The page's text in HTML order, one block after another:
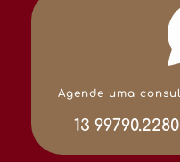
Agende uma
13 99790.2280